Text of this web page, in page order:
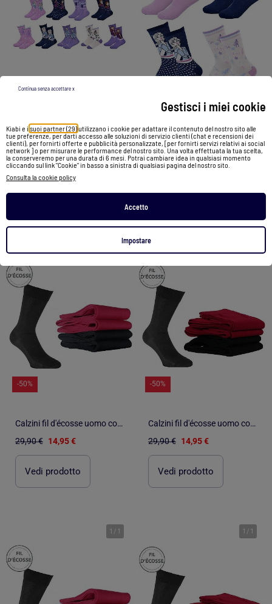
Gestisci i miei cookie
Kiabi e i suoi partner (29)utilizzano i cookie per adattare il contenuto del nostro sito alle
tue preferenze, per darti accesso alle soluzioni di servizio clienti (chat e recensioni dei
clienti), per fornirti offerte e pubblicità personalizzate, [per fornirti servizi relativi ai social
network ] o per misurare le performance del nostro sito. Una volta effettuata la tua scelta,
la conserveremo per una durata di 6 mesi. Potrai cambiare idea in qualsiasi momento
cliccando sul link "Cookie" in basso a sinistra di qualsiasi pagina del nostro sito.
Consulta la cookie policy
Accetto
Impostare
Continua senza accettare x
-50%
Confezione di 9 calzini bambina LA REINE DES NEIGES
39,90 € 20,00 €
Vedi prodotto
Calzini Confezione Bambina LA REINE DES NEIGES - Confezione da 4
19,90 € 9,95 €
-50%
Calzini fil d'écosse uomo confezione da 4
29,90 € 14,95 €
Vedi prodotto
-50%
Calzini fil d'écosse uomo confezione da 4
29,90 € 14,95 €
Vedi prodotto
1 / 1 1 / 1